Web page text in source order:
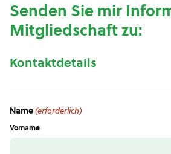
Senden Sie mir
Mitgliedschaft zu:
Kontaktdetails
Name(erforderlich)
Vorname